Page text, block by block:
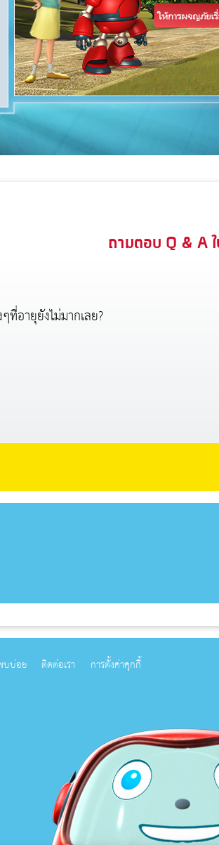
ถามตอบ Q & A
ที่อายุยังไม่มากเลย?
บบ่อย ติดต่อเรา การตั้งค่าคุกกี้